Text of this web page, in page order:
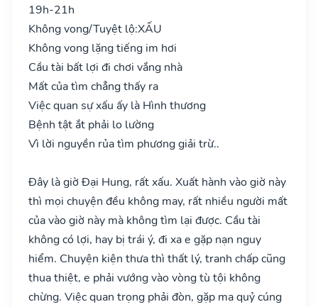
19h-21h
Không vong/Tuyệt lộ:XẤU
Không vong lặng tiếng im hơi
Cầu tài bất lợi đi chơi vắng nhà
Mất của tìm chẳng thấy ra
Việc quan sự xấu ấy là Hình thương
Bệnh tật ắt phải lo lường
Vì lời nguyền rủa tìm phương giải trừ..
Đây là giờ Đại Hung, rất xấu. Xuất hành vào giờ này
thì mọi chuyện đều không may, rất nhiều người mất
của vào giờ này mà không tìm lại được. Cầu tài
không có lợi, hay bị trái ý, đi xa e gặp nạn nguy
hiểm. Chuyện kiện thưa thì thất lý, tranh chấp cũng
thua thiệt, e phải vướng vào vòng tù tội không
chừng. Việc quan trọng phải đòn, gặp ma quỷ cúng